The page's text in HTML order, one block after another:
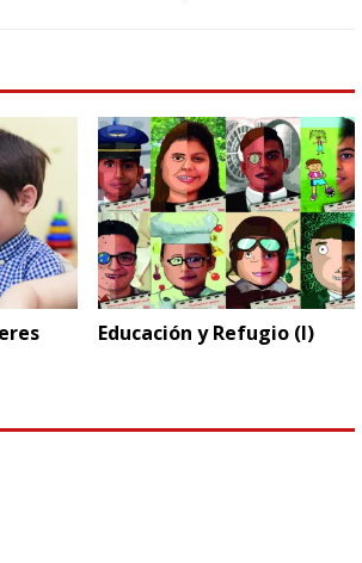
Educación y Refugio (I)